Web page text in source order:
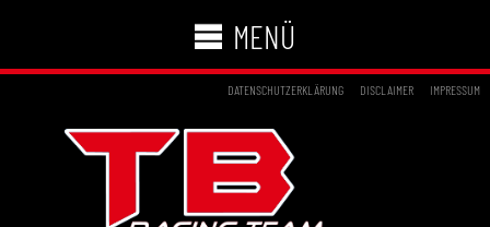
MENÜ
DATENSCHUTZERKLÄRUNG DISCLAIMER IMPRESSUM